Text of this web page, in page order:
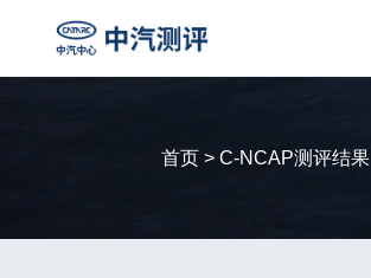
首页 > C-NCAP测评结果